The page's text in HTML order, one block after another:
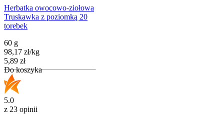
Herbatka owocowo-ziołowa
Truskawka z poziomką 20
torebek
60 g
98,17 zł/kg
Cena
5,89 zł
Do koszyka
5.0
z 23 opinii